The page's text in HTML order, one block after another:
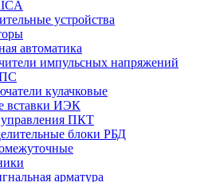
устройства
автоматика
импульсных напряжений
кулачковые
вставки ИЭК
ПКТ
блоки РБД
арматура